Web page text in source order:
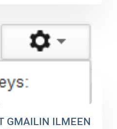
GMAILIN ILMEEN